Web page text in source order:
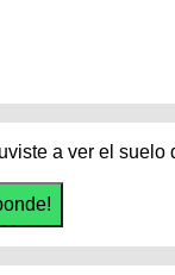
a ver el suelo